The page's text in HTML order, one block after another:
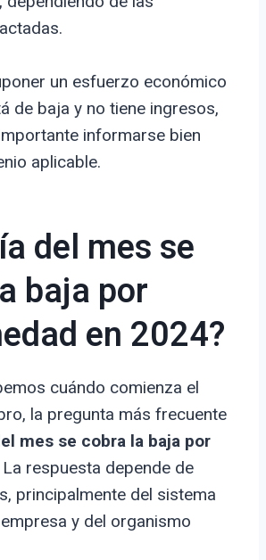
un esfuerzo económico
de baja y no tiene ingresos,
informarse bien
aplicable.
del mes se
baja por
en 2024?
cuándo comienza el
la pregunta más frecuente
mes se cobra la baja por
La respuesta depende de
principalmente del sistema
y del organismo